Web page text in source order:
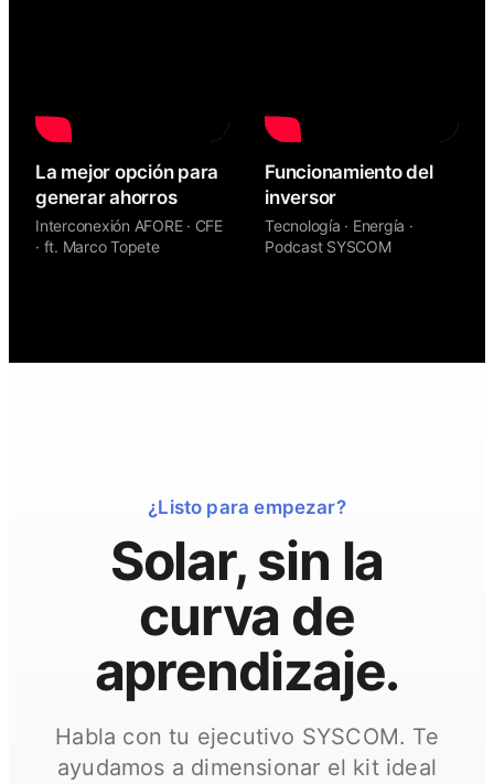
La mejor opción para
generar ahorros
Interconexión AFORE · CFE
· ft. Marco Topete
Funcionamiento del
inversor
Tecnología · Energía ·
Podcast SYSCOM
¿Listo para empezar?
Solar, sin la
curva de
aprendizaje.
Habla con tu ejecutivo SYSCOM. Te
ayudamos a dimensionar el kit ideal